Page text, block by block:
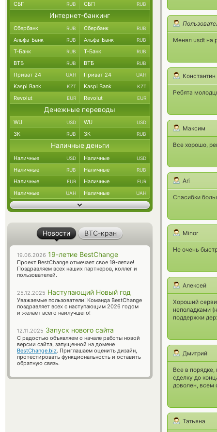
Менял usdt на
Константин
Ребята
Максим
Все хорошо,
Ari
Спасибки
Minor
Не очень
Алексей
Хороший
неполадками
поддержки
Дмитрий
Все в
сделку до
доволен, всем
Татьяна
СБП RUB СБП RUB
Интернет-банкинг
Сбербанк RUB Сбербанк RUB
Альфа-Банк RUB Альфа-Банк RUB
Т-Банк RUB Т-Банк RUB
ВТБ RUB ВТБ RUB
Приват 24 UAH Приват 24 UAH
Kaspi Bank KZT Kaspi Bank KZT
Revolut EUR Revolut EUR
Денежные переводы
WU USD WU USD
ЗК RUB ЗК RUB
Наличные деньги
Наличные USD Наличные USD
Наличные RUB Наличные RUB
Наличные EUR Наличные EUR
Наличные UAH Наличные UAH
Новости BTC-кран
19.06.2026 19-летие BestChange
Проект BestChange отмечает свое 19-летие!
Поздравляем всех наших партнеров, коллег и
пользователей.
25.12.2025 Наступающий Новый год
Уважаемые пользователи! Команда BestChange
поздравляет всех с наступающим 2026 годом
и желает всего наилучшего!
12.11.2025 Запуск нового сайта
С радостью объявляем о начале работы новой
версии сайта, запущенной на домене
BestChange.biz. Приглашаем оценить дизайн,
протестировать функциональность и оставить
обратную связь.